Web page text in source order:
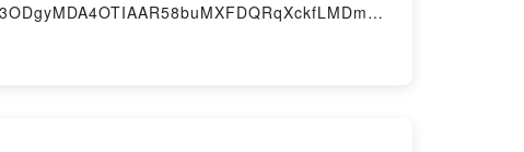
🐦 商業合作請寄信至 ekangwoman@gmail.com